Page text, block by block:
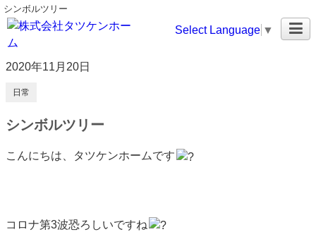
シンボルツリー
Select Language ▼
2020年11月20日
日常
シンボルツリー
こんにちは、タツケンホームです
コロナ第3波恐ろしいですね